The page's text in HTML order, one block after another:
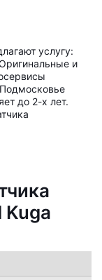
услугу:
и
до 2-х лет.
Kuga